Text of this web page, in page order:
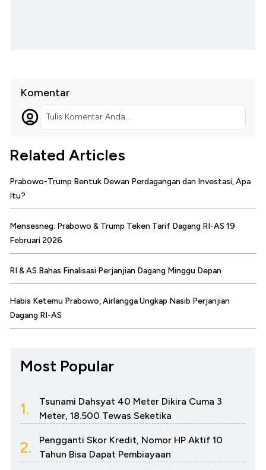
Komentar
Tulis Komentar Anda...
Related Articles
Prabowo-Trump Bentuk Dewan Perdagangan dan Investasi, Apa
Itu?
Mensesneg: Prabowo & Trump Teken Tarif Dagang RI-AS 19
Februari 2026
RI & AS Bahas Finalisasi Perjanjian Dagang Minggu Depan
Habis Ketemu Prabowo, Airlangga Ungkap Nasib Perjanjian
Dagang RI-AS
Most Popular
1.
Tsunami Dahsyat 40 Meter Dikira Cuma 3
Meter, 18.500 Tewas Seketika
2.
Pengganti Skor Kredit, Nomor HP Aktif 10
Tahun Bisa Dapat Pembiayaan